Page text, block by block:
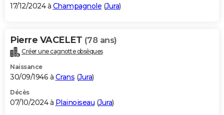
17/12/2024 à Champagnole (Jura)
Pierre VACELET (78 ans)
Créer une cagnotte obsèques
Naissance
30/09/1946 à Crans (Jura)
Décès
07/10/2024 à Plainoiseau (Jura)